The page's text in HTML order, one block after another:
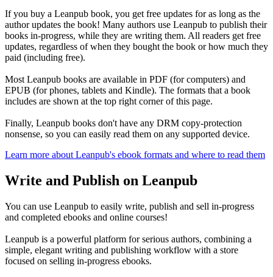
If you buy a Leanpub book, you get free updates for as long as the
author updates the book! Many authors use Leanpub to publish their
books in-progress, while they are writing them. All readers get free
updates, regardless of when they bought the book or how much they
paid (including free).
Most Leanpub books are available in PDF (for computers) and
EPUB (for phones, tablets and Kindle). The formats that a book
includes are shown at the top right corner of this page.
Finally, Leanpub books don't have any DRM copy-protection
nonsense, so you can easily read them on any supported device.
Learn more about Leanpub's ebook formats and where to read them
Write and Publish on Leanpub
You can use Leanpub to easily write, publish and sell in-progress
and completed ebooks and online courses!
Leanpub is a powerful platform for serious authors, combining a
simple, elegant writing and publishing workflow with a store
focused on selling in-progress ebooks.